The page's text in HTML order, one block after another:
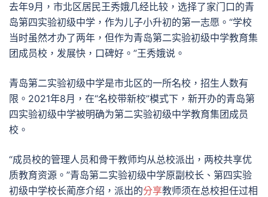
去年9月，市北区居民王秀娥几经比较，选择了家门口的青
岛第四实验初级中学，作为儿子小升初的第一志愿。“学校
当时虽然才办了两年，但作为青岛第二实验初级中学教育集
团成员校，发展快，口碑好。”王秀娥说。
青岛第二实验初级中学是市北区的一所名校，招生人数有
限。2021年8月，在“名校带新校”模式下，新开办的青岛第
四实验初级中学被明确为第二实验初级中学教育集团成员
校。
“成员校的管理人员和骨干教师均从总校派出，两校共享优
质教育资源。”青岛第二实验初级中学原副校长、第四实验
初级中学校长蔺彦介绍，派出的分享教师须在总校担任过相